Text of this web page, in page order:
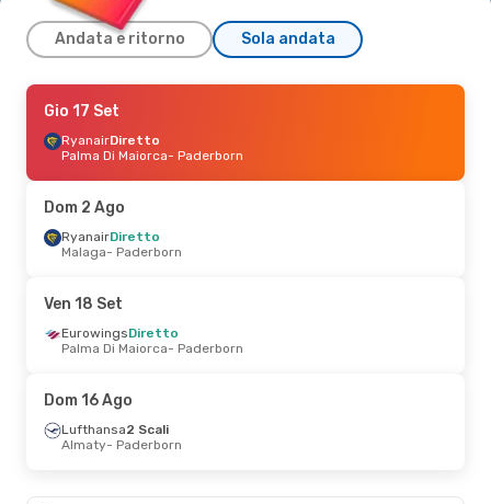
Andata e ritorno Sola andata
Lun 10 Ago
Vueling2 Scali
Milano - Paderborn
Paderborn- Milano
Sab 15 Ago- Lun 24 Ago
Eurowings
Paderborn
Gio 17 Set
RyanairDiretto
Palma Di Maiorca- Paderborn
Dom 2 Ago
RyanairDiretto
Malaga- Paderborn
Ven 18 Set
EurowingsDiretto
Palma Di Maiorca- Paderborn
Dom 16 Ago
Lufthansa2 Scali
Almaty- Paderborn